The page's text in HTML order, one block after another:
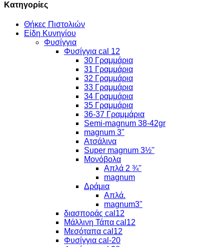
Κατηγορίες
Θήκες Πιστολιών
Είδη Κυνηγίου
Φυσίγγια
Φυσίγγια cal 12
30 Γραμμάρια
31 Γραμμάρια
32 Γραμμάρια
33 Γραμμάρια
34 Γραμμάρια
35 Γραμμάρια
36-37 Γραμμάρια
Semi-magnum 38-42gr
magnum 3"
Ατσάλινα
Super magnum 3½''
Μονόβολα
Απλά 2 ¾''
magnum
Δράμια
Απλά.
magnum3"
διασποράς cal12
Μάλλινη Τάπα cal12
Μεσόταπα cal12
Φυσίγγια cal-20